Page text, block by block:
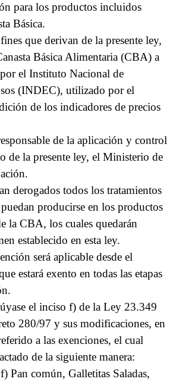
para los productos incluidos
Básica.
que derivan de la presente ley,
Básica Alimentaria (CBA) a
el Instituto Nacional de
(INDEC), utilizado por el
de los indicadores de precios
de la aplicación y control
de la presente ley, el Ministerio de
derogados todos los tratamientos
producirse en los productos
la CBA, los cuales quedarán
establecido en esta ley.
será aplicable desde el
estará exento en todas las etapas
el inciso f) de la Ley 23.349
280/97 y sus modificaciones, en
a las exenciones, el cual
de la siguiente manera:
común, Galletitas Saladas,